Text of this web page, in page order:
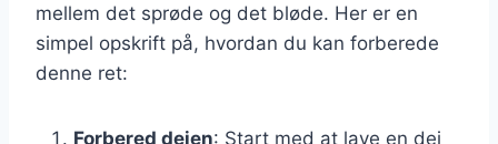
mellem det sprøde og det bløde. Her er en
simpel opskrift på, hvordan du kan forberede
denne ret:
Forbered dejen: Start med at lave en dej